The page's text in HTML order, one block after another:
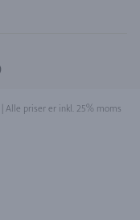
| Alle priser er inkl. 25% moms